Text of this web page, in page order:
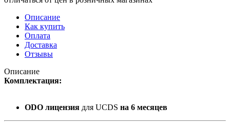
Описание
Как купить
Оплата
Доставка
Отзывы
Описание
Комплектация:
ODO лицензия для UCDS на 6 месяцев